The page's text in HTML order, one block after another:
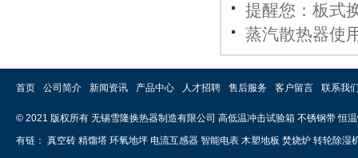
提醒您：板式
蒸汽散热器使
首页 公司简介 新闻资讯 产品中心 人才招聘 售后服务 客户留言 联系我
© 2021 版权所有 无锡雪隆换热器制造有限公司 高低温冲击试验箱 不锈钢带 恒
有链： 真空砖 精馏塔 环氧地坪 电流互感器 智能电表 木塑地板 焚烧炉 转轮除湿